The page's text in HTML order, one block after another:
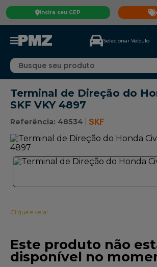
Insira seu CEP
Selecionar Veículo
Busque seu produto
Terminal de Direção do
SKF VKY 4897
Referência: 48534 SKF
Clique e veja!
Este produto não
disponível no